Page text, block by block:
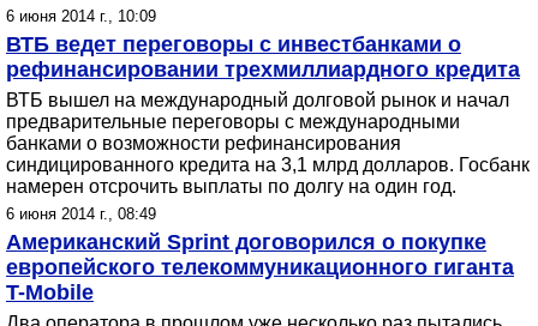
6 июня 2014 г., 10:09
ВТБ ведет переговоры с инвестбанками о
рефинансировании трехмиллиардного кредита
ВТБ вышел на международный долговой рынок и начал
предварительные переговоры с международными
банками о возможности рефинансирования
синдицированного кредита на 3,1 млрд долларов. Госбанк
намерен отсрочить выплаты по долгу на один год.
6 июня 2014 г., 08:49
Американский Sprint договорился о покупке
европейского телекоммуникационного гиганта
T-Mobile